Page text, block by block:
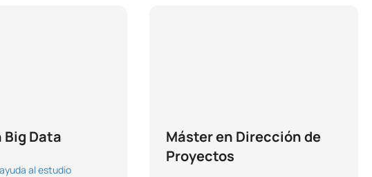
Big Data
al estudio
Máster en Dirección de
Proyectos